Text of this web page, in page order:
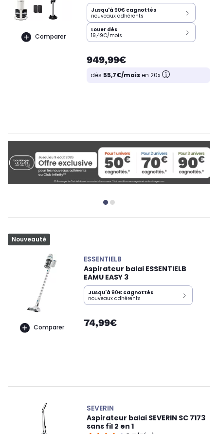
Comparer
Jusqu'à 90€ cagnottés
nouveaux adhérents
Louer dès
19,49€/mois
949,99€
dès 55,7€/moisen 20x
Nouveauté
Comparer
ESSENTIELB
Aspirateur balai ESSENTIELB
EAMU EASY 3
Jusqu'à 90€ cagnottés
nouveaux adhérents
74,99€
SEVERIN
Aspirateur balai SEVERIN SC 7173
sans fil 2 en 1